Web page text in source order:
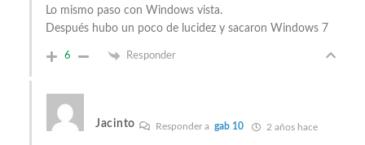
Lo mismo paso con Windows vista.
Después hubo un poco de lucidez y sacaron Windows 7
6 Responder
Jacinto Responder a gab 10 2 años hace